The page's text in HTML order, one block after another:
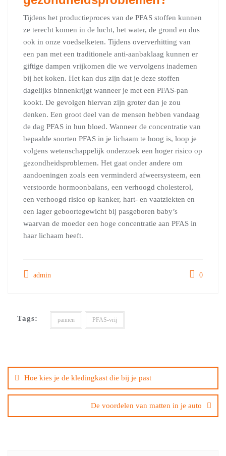
Tijdens het productieproces van de PFAS stoffen kunnen
ze terecht komen in de lucht, het water, de grond en dus
ook in onze voedselketen. Tijdens oververhitting van
een pan met een traditionele anti-aanbaklaag kunnen er
giftige dampen vrijkomen die we vervolgens inademen
bij het koken. Het kan dus zijn dat je deze stoffen
dagelijks binnenkrijgt wanneer je met een PFAS-pan
kookt. De gevolgen hiervan zijn groter dan je zou
denken. Een groot deel van de mensen hebben vandaag
de dag PFAS in hun bloed. Wanneer de concentratie van
bepaalde soorten PFAS in je lichaam te hoog is, loop je
volgens wetenschappelijk onderzoek een hoger risico op
gezondheidsproblemen. Het gaat onder andere om
aandoeningen zoals een verminderd afweersysteem, een
verstoorde hormoonbalans, een verhoogd cholesterol,
een verhoogd risico op kanker, hart- en vaatziekten en
een lager geboortegewicht bij pasgeboren baby’s
waarvan de moeder een hoge concentratie aan PFAS in
haar lichaam heeft.
admin 0
Tags: pannen PFAS-vrij
navigatie
Hoe kies je de kledingkast die bij je past
De voordelen van matten in je auto